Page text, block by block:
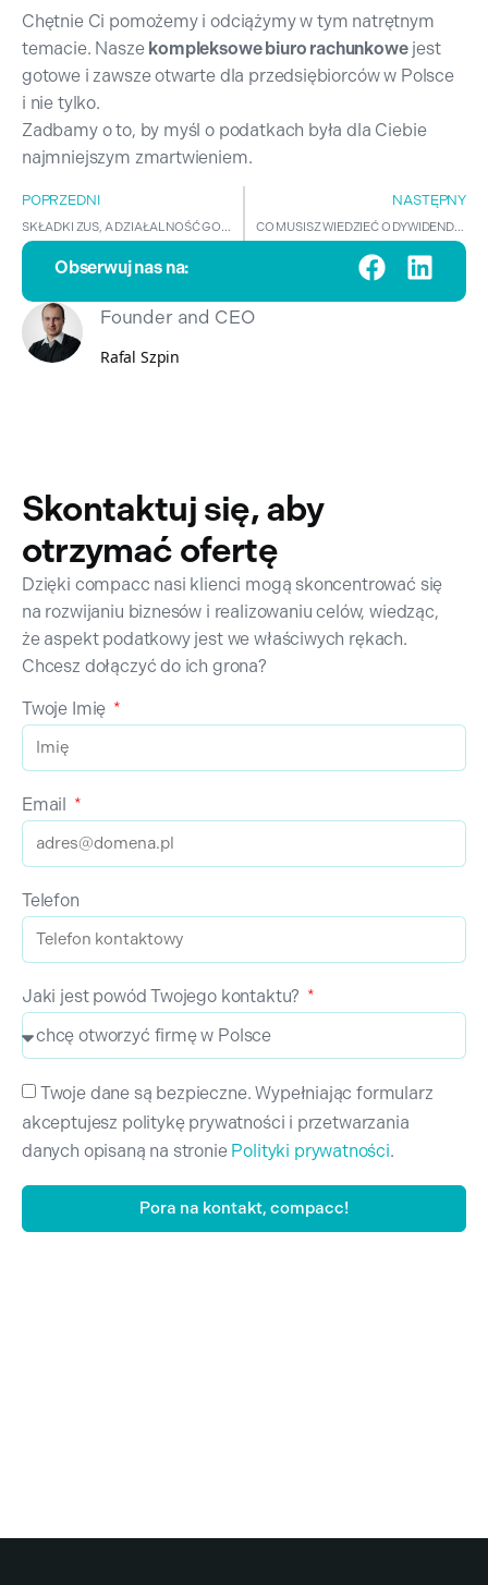
Chętnie Ci pomożemy i odciążymy w tym natrętnym
temacie. Nasze kompleksowe biuro rachunkowejest
gotowe i zawsze otwarte dla przedsiębiorców w Polsce
i nie tylko.
Zadbamy o to, by myśl o podatkach była dla Ciebie
najmniejszym zmartwieniem.
POPRZEDNI
SKŁADKI ZUS, A DZIAŁALNOŚĆ GOSPODARCZA
NASTĘPNY
CO MUSISZ WIEDZIEĆ O DYWIDENDZIE?
Obserwuj nas na:
Rafal Szpin
Founder and CEO
Skontaktuj się, aby
otrzymać ofertę
Dzięki compacc nasi klienci mogą skoncentrować się
na rozwijaniu biznesów i realizowaniu celów, wiedząc,
że aspekt podatkowy jest we właściwych rękach.
Chcesz dołączyć do ich grona?
Twoje Imię
Email
Telefon
Jaki jest powód Twojego kontaktu?
Twoje dane są bezpieczne. Wypełniając formularz
akceptujesz politykę prywatności i przetwarzania
danych opisaną na stronie Polityki prywatności.
Pora na kontakt, compacc!